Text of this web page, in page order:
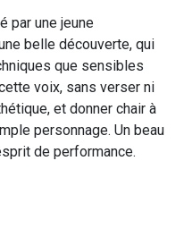
par une jeune
belle découverte, qui
que sensibles
voix, sans verser ni
et donner chair à
personnage. Un beau
de performance.